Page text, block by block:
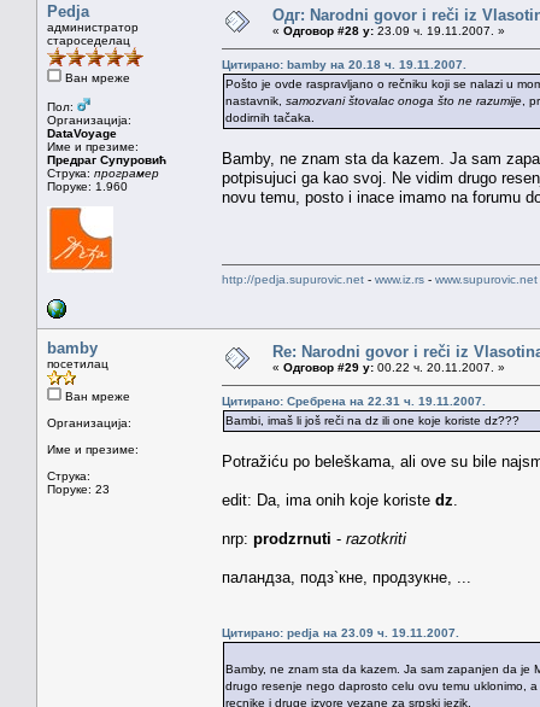
Pedja
администратор
староседелац
Ван мреже
Пол:
Организација:
DataVoyage
Име и презиме:
Предраг Супуровић
Струка: програмер
Поруке: 1.960
Одг: Narodni govor i reči iz
« Одговор #28 у: 23.09 ч. 19.11.2007. »
Цитирано: bamby на 20.18 ч. 19.11.2007.
Pošto je ovde raspravljano o rečniku koji se nalazi u
nastavnik, samozvani štovalac onoga što ne razumije ,
dodirnih tačaka.
Bamby, ne znam sta da kazem. Ja sam
potpisujuci ga kao svoj. Ne vidim drugo
novu temu, posto i inace imamo na forumu
http://pedja.supurovic.net - www.iz.rs - www.supurovic.net
bamby
посетилац
Ван мреже
Организација:
Име и презиме:
Струка:
Поруке: 23
Re: Narodni govor i reči iz
« Одговор #29 у: 00.22 ч. 20.11.2007. »
Цитирано: Сребрена на 22.31 ч. 19.11.2007.
Bambi, imaš li još reči na dz ili one koje koriste dz???
Potražiću po beleškama, ali ove su bile
edit: Da, ima onih koje koriste dz
nrp: prodzrnuti - razotkriti
пaлaндзa, подз`кне, продзукне, ...
Цитирано: pedja на 23.09 ч. 19.11.2007.
Bamby, ne znam sta da kazem. Ja sam zapanjen da je
drugo resenje nego daprosto celu ovu temu uklonimo,
recnike i druge izvore vezane za srpski jezik.